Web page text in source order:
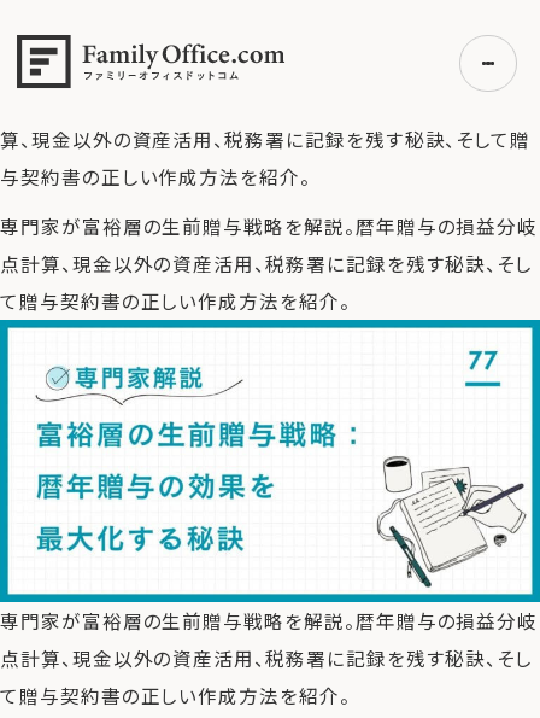
初めての方へ
ご利用の流れ・プラン
事例紹介
エキスパート一覧
無料講座
コラム
利用者の声
無料ご相談
運営会社
ファミリーオフィスとは
関連書籍
の生前贈与戦略：暦年贈与の効果を最大化する秘訣
>
専門家
算、現金以外の資産活用、税務署に記録を残す秘訣、そして贈
与契約書の正しい作成方法を紹介。
専門家が富裕層の生前贈与戦略を解説。暦年贈与の損益分岐
点計算、現金以外の資産活用、税務署に記録を残す秘訣、そし
て贈与契約書の正しい作成方法を紹介。
専門家が富裕層の生前贈与戦略を解説。暦年贈与の損益分岐
点計算、現金以外の資産活用、税務署に記録を残す秘訣、そし
て贈与契約書の正しい作成方法を紹介。